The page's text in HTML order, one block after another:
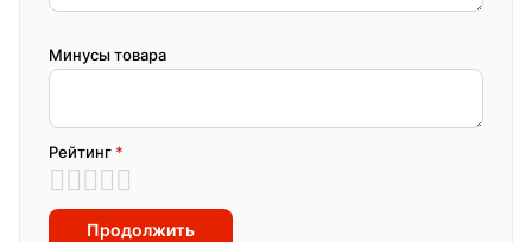
Минусы товара
Рейтинг *
Продолжить